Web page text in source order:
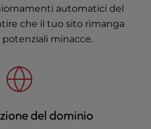
automatici del
che il tuo sito rimanga
minacce.
del dominio